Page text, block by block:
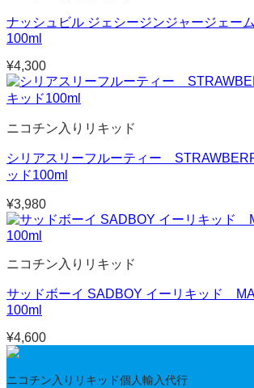
ナッシュビル ジェシージンジャージェー
100ml
¥4,300
ニコチン入りリキッド
シリアスリーフルーティー
ッド100ml
¥3,980
ニコチン入りリキッド
サッドボーイ SADBOY イーリキッド
100ml
¥4,600
ニコチン入りリキッド個人輸入代行